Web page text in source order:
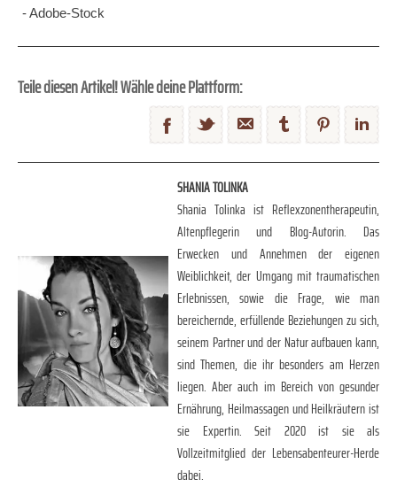
- Adobe-Stock
Teile diesen Artikel! Wähle deine Plattform:
SHANIA TOLINKA
Shania Tolinka ist Reflexzonentherapeutin,
Altenpflegerin und Blog-Autorin. Das
Erwecken und Annehmen der eigenen
Weiblichkeit, der Umgang mit traumatischen
Erlebnissen, sowie die Frage, wie man
bereichernde, erfüllende Beziehungen zu sich,
seinem Partner und der Natur aufbauen kann,
sind Themen, die ihr besonders am Herzen
liegen. Aber auch im Bereich von gesunder
Ernährung, Heilmassagen und Heilkräutern ist
sie Expertin. Seit 2020 ist sie als
Vollzeitmitglied der Lebensabenteurer-Herde
dabei.